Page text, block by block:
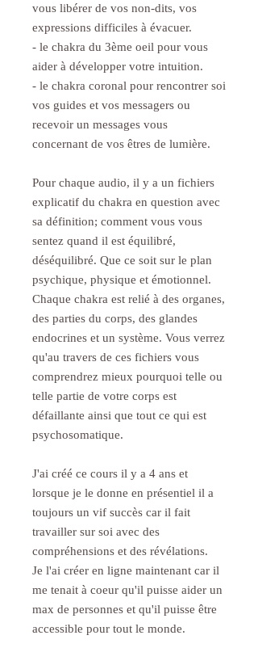
vous libérer de vos non-dits, vos
expressions difficiles à évacuer.
- le chakra du 3ème oeil pour vous
aider à développer votre intuition.
- le chakra coronal pour rencontrer soi
vos guides et vos messagers ou
recevoir un messages vous
concernant de vos êtres de lumière.
Pour chaque audio, il y a un fichiers
explicatif du chakra en question avec
sa définition; comment vous vous
sentez quand il est équilibré,
déséquilibré. Que ce soit sur le plan
psychique, physique et émotionnel.
Chaque chakra est relié à des organes,
des parties du corps, des glandes
endocrines et un système. Vous verrez
qu'au travers de ces fichiers vous
comprendrez mieux pourquoi telle ou
telle partie de votre corps est
défaillante ainsi que tout ce qui est
psychosomatique.
J'ai créé ce cours il y a 4 ans et
lorsque je le donne en présentiel il a
toujours un vif succès car il fait
travailler sur soi avec des
compréhensions et des révélations.
Je l'ai créer en ligne maintenant car il
me tenait à coeur qu'il puisse aider un
max de personnes et qu'il puisse être
accessible pour tout le monde.